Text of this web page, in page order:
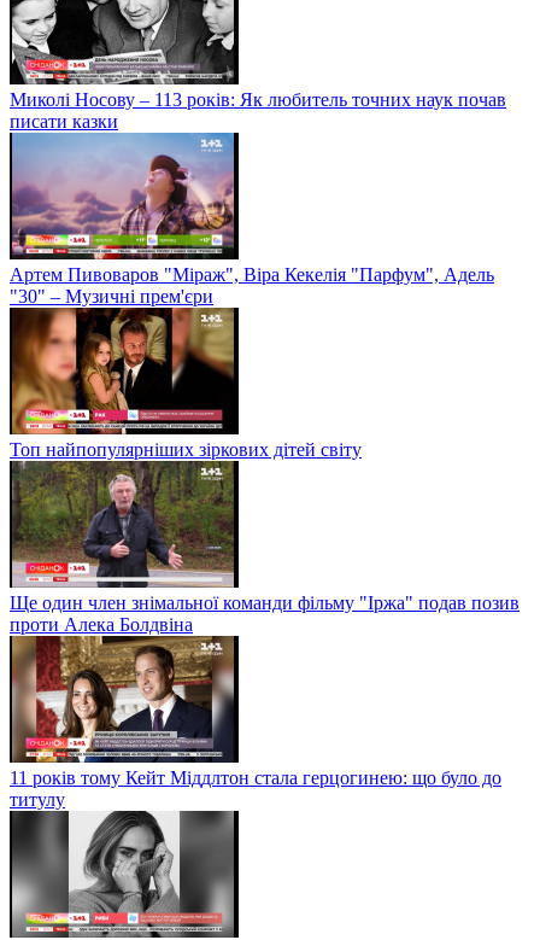
Миколі Носову – 113 років: Як любитель точних наук почав
писати казки
Артем Пивоваров "Міраж", Віра Кекелія "Парфум", Адель
"30" – Музичні прем'єри
Топ найпопулярніших зіркових дітей світу
Ще один член знімальної команди фільму "Іржа" подав позив
проти Алека Болдвіна
11 років тому Кейт Міддлтон стала герцогинею: що було до
титулу